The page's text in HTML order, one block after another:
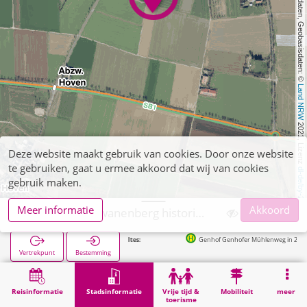
, Kartendaten, Geobasisdaten: ©
Land NRW
2021, Lizenz
dl-de/by-2-0
Reisinformatie Stadsinformatie
Vrije tijd &
toerisme
Mobiliteit meer
Vertrekpunt Bestemming
Volgende haltes: Genhof Genhofer Mühlenweg in 258m
Stadsinformatie Begraafplaatsen Erkelenz, Schwanenberg historischer jüd. Friedhof
Deze website maakt gebruik van cookies. Door onze website
te gebruiken, gaat u ermee akkoord dat wij van cookies
gebruik maken.
Meer informatie
Akkoord